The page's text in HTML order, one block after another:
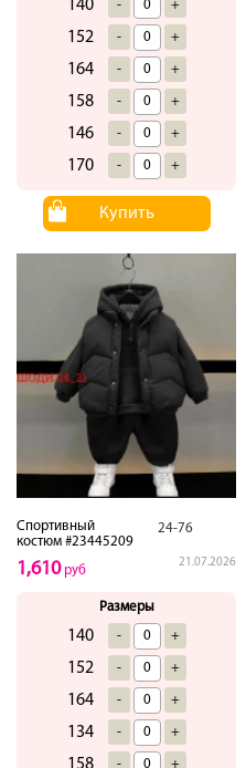
140 - +
152 - +
164 - +
158 - +
146 - +
170 - +
Купить
Спортивный
костюм #23445209
24-76
21.07.2026
1,610руб
Размеры
140 - +
152 - +
164 - +
134 - +
158 - +